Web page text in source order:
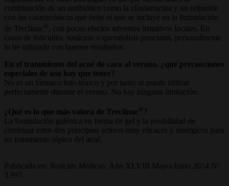
combinación de un antibiótico como la clindamicina y un retinoide
con las características que tiene el que se incluye en la formulación
de Treclinac
, con pocos efectos adversos irritativos locales. En
casos de foliculitis, rosáceas o queratolisis punctatas, personalmente
lo he utilizado con buenos resultados.
En el tratamiento del acné de cara al verano, ¿qué precauciones
especiales de uso hay que tener?
No es un fármaco foto-tóxico y por tanto se puede utilizar
perfectamente durante el verano. No hay ninguna limitación.
¿Qué es lo que más valora de Treclinac ® ?
La formulación galénica en forma de gel y la posibilidad de
combinar estos dos principios activos muy eficaces y sinérgicos para
un tratamiento tópico del acné.
Publicada en: Noticias Médicas . Año XLVIII Mayo-Junio 2014 Nº
3.997.